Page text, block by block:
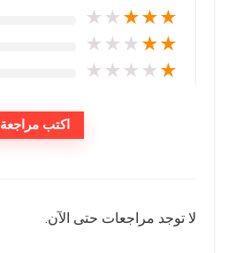
★
★
★
★
★
★
★
★
★
★
★
★
★
★
★
اكتب مراجعة
لا توجد مراجعات حتى الآن.